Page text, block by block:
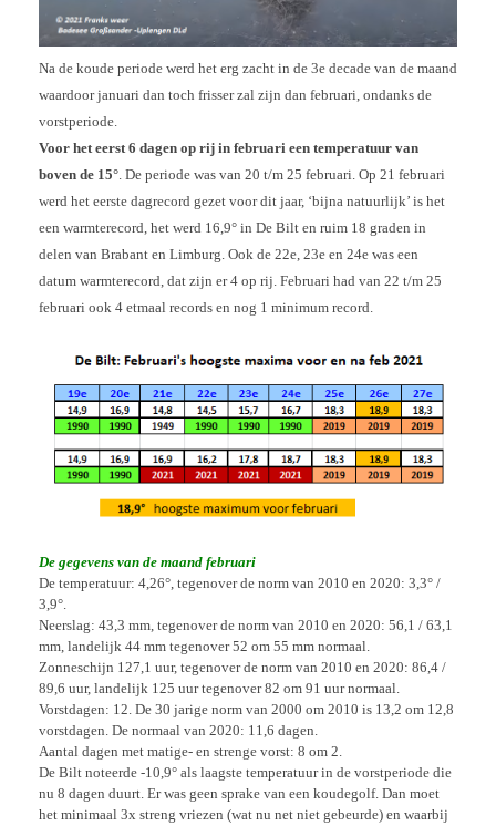
Na de koude periode werd het erg zacht in de 3e decade van de maand
waardoor januari dan toch frisser zal zijn dan februari, ondanks de
vorstperiode.
Voor het eerst 6 dagen op rij in februari een temperatuur van
boven de 15° . De periode was van 20 t/m 25 februari. Op 21 februari
werd het eerste dagrecord gezet voor dit jaar, ‘bijna natuurlijk’ is het
een warmterecord, het werd 16,9° in De Bilt en ruim 18 graden in
delen van Brabant en Limburg. Ook de 22e, 23e en 24e was een
datum warmterecord, dat zijn er 4 op rij. Februari had van 22 t/m 25
februari ook 4 etmaal records en nog 1 minimum record.
De gegevens van de maand februari
De temperatuur: 4,26°, tegenover de norm van 2010 en 2020: 3,3° /
3,9°.
Neerslag: 43,3 mm, tegenover de norm van 2010 en 2020: 56,1 / 63,1
mm, landelijk 44 mm tegenover 52 om 55 mm normaal.
Zonneschijn 127,1 uur, tegenover de norm van 2010 en 2020: 86,4 /
89,6 uur, landelijk 125 uur tegenover 82 om 91 uur normaal.
Vorstdagen: 12. De 30 jarige norm van 2000 om 2010 is 13,2 om 12,8
vorstdagen. De normaal van 2020: 11,6 dagen.
Aantal dagen met matige- en strenge vorst: 8 om 2.
De Bilt noteerde -10,9° als laagste temperatuur in de vorstperiode die
nu 8 dagen duurt. Er was geen sprake van een koudegolf. Dan moet
het minimaal 3x streng vriezen (wat nu net niet gebeurde) en waarbij